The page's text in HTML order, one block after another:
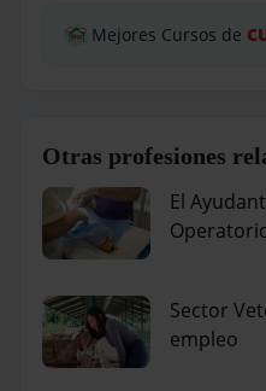
Mejores Cursos de
Otras profesiones
El
Sector
empleo